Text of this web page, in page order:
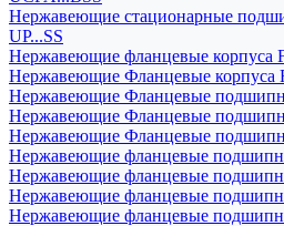
Нержавеющие стационарные
UP...SS
Нержавеющие фланцевые корпуса
Нержавеющие Фланцевые корпуса
Нержавеющие Фланцевые
Нержавеющие Фланцевые
Нержавеющие Фланцевые
Нержавеющие фланцевые
Нержавеющие фланцевые
Нержавеющие фланцевые
Нержавеющие фланцевые